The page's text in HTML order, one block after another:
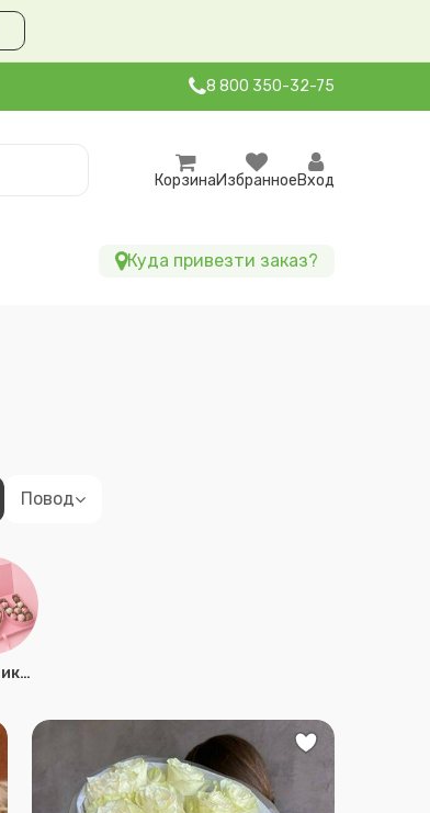
8 800 350-32-75
КорзинаИзбранноеВход
Куда привезти заказ?
Повод
С клубникой